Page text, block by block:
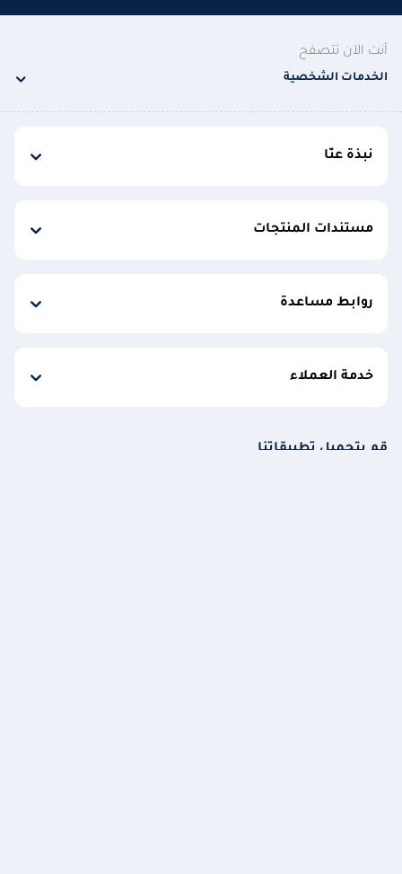
أنت الآن تتصفح
الخدمات الشخصية
نبذة عنّا
مستندات المنتجات
روابط مساعدة
خدمة العملاء
قم بتحميل تطبيقاتنا